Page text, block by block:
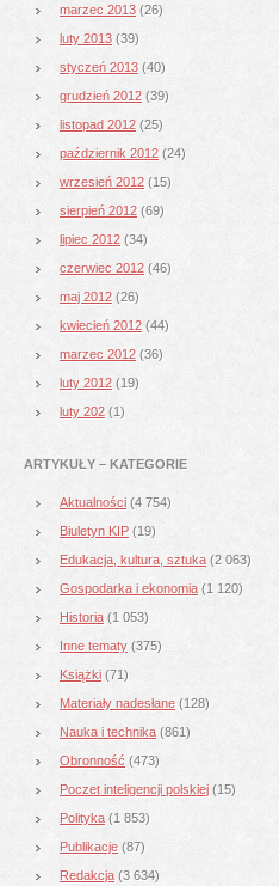
marzec 2013 (26)
luty 2013 (39)
styczeń 2013 (40)
grudzień 2012 (39)
listopad 2012 (25)
październik 2012 (24)
wrzesień 2012 (15)
sierpień 2012 (69)
lipiec 2012 (34)
czerwiec 2012 (46)
maj 2012 (26)
kwiecień 2012 (44)
marzec 2012 (36)
luty 2012 (19)
luty 202 (1)
ARTYKUŁY – KATEGORIE
Aktualności (4 754)
Biuletyn KIP (19)
Edukacja, kultura, sztuka (2 063)
Gospodarka i ekonomia (1 120)
Historia (1 053)
Inne tematy (375)
Książki (71)
Materiały nadesłane (128)
Nauka i technika (861)
Obronność (473)
Poczet inteligencji polskiej (15)
Polityka (1 853)
Publikacje (87)
Redakcja (3 634)